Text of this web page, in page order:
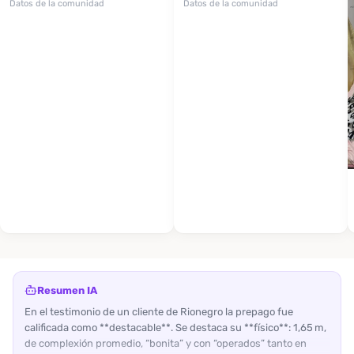
Datos de la comunidad Datos de la comunidad
Resumen IA
En el testimonio de un cliente de Rionegro la prepago fue
calificada como **destacable**. Se destaca su **físico**: 1,65 m,
de complexión promedio, “bonita” y con “operados” tanto en